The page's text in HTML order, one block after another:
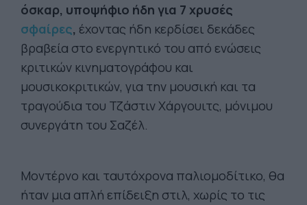
όσκαρ, υποψήφιο ήδη για 7 χρυσές
σφαίρες, έχοντας ήδη κερδίσει δεκάδες
βραβεία στο ενεργητικό του από ενώσεις
κριτικών κινηματογράφου και
μουσικοκριτικών, για την μουσική και τα
τραγούδια του Τζάστιν Χάργουιτς, μόνιμου
συνεργάτη του Σαζέλ.
Μοντέρνο και ταυτόχρονα παλιομοδίτικο, θα
ήταν μια απλή επίδειξη στιλ, χωρίς το τις